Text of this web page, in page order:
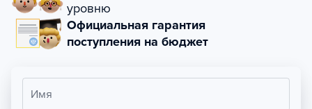
уровню
Официальная гарантия
поступления на бюджет
Имя